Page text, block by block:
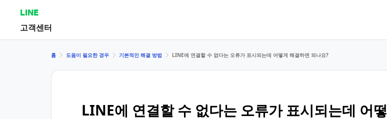
LINE
고객센터
홈 도움이 필요한 경우 기본적인 해결 방법 LINE에 연결할 수 없다는 오류가 표시되는데 어떻게 해결하면 되나요?
LINE에 연결할 수 없다는 오류가 표시되는데 어떻